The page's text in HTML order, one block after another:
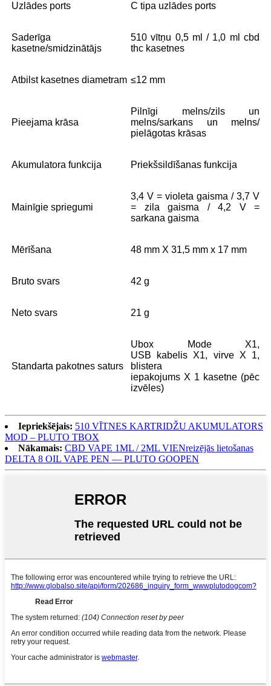
Uzlādes ports C tipa uzlādes ports
Saderīga
kasetne/smidzinātājs
510 vītņu 0,5 ml / 1,0 ml cbd
thc kasetnes
Atbilst kasetnes diametram ≤12 mm
Pieejama krāsa
Pilnīgi melns/zils un
melns/sarkans un melns/
pielāgotas krāsas
Akumulatora funkcija Priekšsildīšanas funkcija
Mainīgie spriegumi
3,4 V = violeta gaisma / 3,7 V
= zila gaisma / 4,2 V =
sarkana gaisma
Mērīšana 48 mm X 31,5 mm x 17 mm
Bruto svars 42 g
Neto svars 21 g
Standarta pakotnes saturs
Ubox Mode X1,
USB kabelis X1, virve X 1,
blistera
iepakojums X 1 kasetne (pēc
izvēles)
Iepriekšējais: 510 VĪTNES KARTRIDŽU AKUMULATORS
MOD – PLUTO TBOX
Nākamais: CBD VAPE 1ML / 2ML VIENreizējās lietošanas
DELTA 8 OIL VAPE PEN — PLUTO GOOPEN